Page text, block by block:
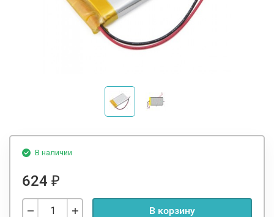
В наличии
624 ₽
В корзину